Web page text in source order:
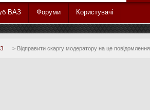
ВАЗ Форуми Користувачі
> Відправити скаргу модератору на це повідомлення